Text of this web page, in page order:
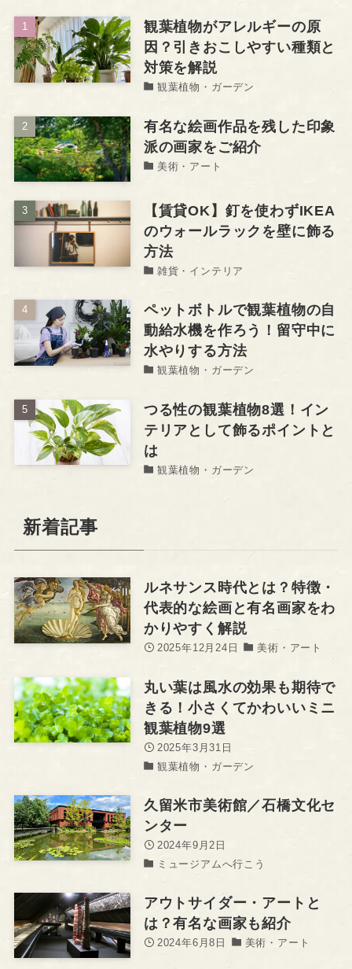
観葉植物がアレルギーの原
因？引きおこしやすい種類と
対策を解説
観葉植物・ガーデン
有名な絵画作品を残した印象
派の画家をご紹介
美術・アート
【賃貸OK】釘を使わずIKEA
のウォールラックを壁に飾る
方法
雑貨・インテリア
ペットボトルで観葉植物の自
動給水機を作ろう！留守中に
水やりする方法
観葉植物・ガーデン
つる性の観葉植物8選！イン
テリアとして飾るポイントと
は
観葉植物・ガーデン
新着記事
ルネサンス時代とは？特徴・
代表的な絵画と有名画家をわ
かりやすく解説
2025年12月24日 美術・アート
丸い葉は風水の効果も期待で
きる！小さくてかわいいミニ
観葉植物9選
2025年3月31日
観葉植物・ガーデン
久留米市美術館／石橋文化セ
ンター
2024年9月2日
ミュージアムへ行こう
アウトサイダー・アートと
は？有名な画家も紹介
2024年6月8日 美術・アート